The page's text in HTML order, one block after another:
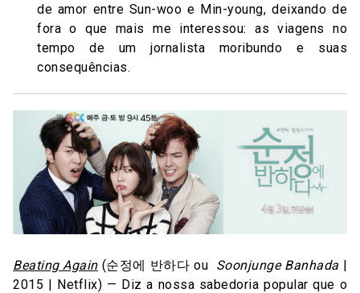
de amor entre Sun-woo e Min-young, deixando de
fora o que mais me interessou: as viagens no
tempo de um jornalista moribundo e suas
consequências.
Beating Again(순정에 반하다 ou Soonjunge Banhada |
2015 | Netflix) — Diz a nossa sabedoria popular que o